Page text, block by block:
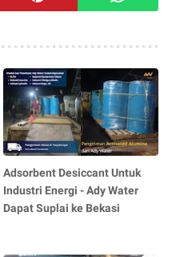
Adsorbent Desiccant Untuk
Industri Energi - Ady Water
Dapat Suplai ke Bekasi